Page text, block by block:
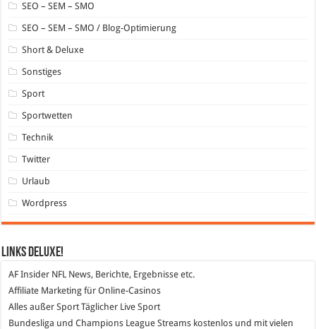
SEO – SEM – SMO
SEO – SEM – SMO / Blog-Optimierung
Short & Deluxe
Sonstiges
Sport
Sportwetten
Technik
Twitter
Urlaub
Wordpress
Links DeLuXe!
AF Insider NFL News, Berichte, Ergebnisse etc.
Affiliate Marketing für Online-Casinos
Alles außer SportTäglicher Live Sport
Bundesliga und Champions League Streams kostenlos und mit vielen